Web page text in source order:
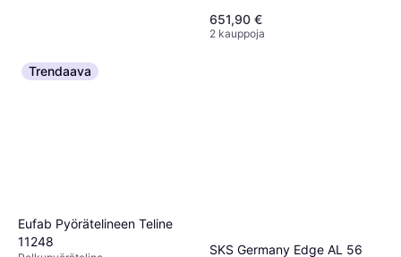
12,49 €
4 kauppoja
651,90 €
2 kauppoja
Trendaava
Eufab Pyörätelineen Teline
11248
SKS Germany Edge AL 56